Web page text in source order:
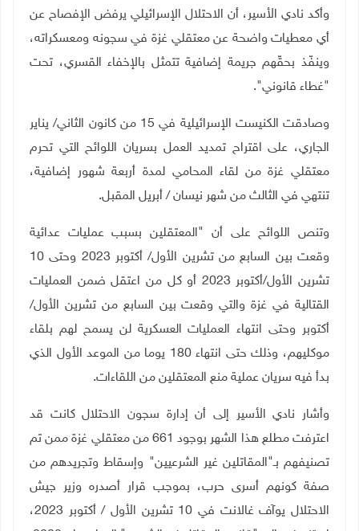
وأكد نادي الأسير، أن الاحتلال الإسرائيلي يرفض الإفصاح عن
أي معطيات واضحة عن معتقلي غزة في سجونه ومعسكراته،
وينفّذ بحقّهم جريمة إضافية تتمثل بالإخفاء القسري، تحت
"غطاء قانوني".
وصادقت الكنيست الإسرائيلية في 15 من كانون الثاني/ يناير
الجاري، على اقتراح تمديد العمل بسريان اللوائح التي تحرم
معتقلي غزة من لقاء المحامي لمدة أربعة شهور إضافية،
تنتهي في الثالث من شهر نيسان / أبريل المقبل.
وتنص اللوائح على أن "المعتقلين بسبب عمليات عدائية
وقعت بين السابع من تشرين الأول/ أكتوبر 2023 وحتى 10
تشرين الأول/أكتوبر 2023 أو كل من اعتقل ضمن العمليات
القتالية في غزة والتي وقعت بين السابع من تشرين الأول/
أكتوبر وحتى انتهاء العمليات العسكرية لن يسمح لهم بلقاء
موكليهم، وذلك حتى انتهاء 180 يوما من الموعد الأول الذي
بدأ فيه سريان عملية منع المعتقلين من اللقاءات.
وأشار نادي الأسير إلى أن إدارة سجون الاحتلال كانت قد
اعترفت مطلع هذا الشهر بوجود 661 من معتقلي غزة ممن تم
تصنيفهم بـ"المقاتلين غير الشرعيين" وإسقاط وتجريدهم من
صفة كونهم أسرى حرب، بموجب قرار أصدره وزير جيش
الاحتلال يوآف غالانت في 10 تشرين الأول / أكتوبر 2023،